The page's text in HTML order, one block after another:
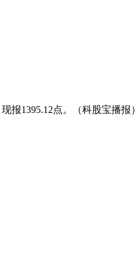
报1395.12点。（科股宝播报）